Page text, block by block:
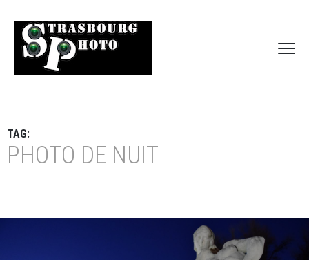
TAG:
PHOTO DE NUIT